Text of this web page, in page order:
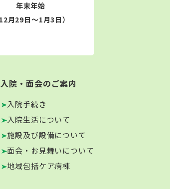
年末年始
12月29日～1月3日）
入院・面会のご案内
入院手続き
入院生活について
施設及び設備について
面会・お見舞いについて
地域包括ケア病棟